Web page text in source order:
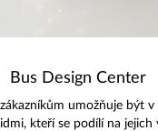
Bus Design Center
umožňuje být
kteří se podílí na jejich